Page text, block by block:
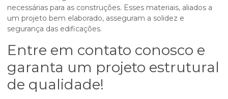
necessárias para as construções. Esses materiais, aliados a
um projeto bem elaborado, asseguram a solidez e
segurança das edificações.
Entre em contato conosco e
garanta um projeto estrutural
de qualidade!